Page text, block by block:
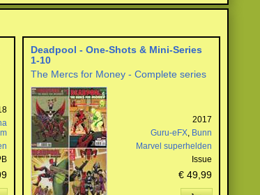
Deadpool - One-Shots & Mini-Series
1-10
The Mercs for Money - Complete series
2017
Guru-eFX, Bunn
Marvel superhelden
Issue
€ 49,99